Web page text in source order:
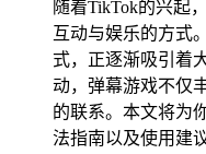
随着TikTok的兴起
互动与娱乐的方式
式，正逐渐吸引着
动，弹幕游戏不仅
的联系。本文将为
法指南以及使用建